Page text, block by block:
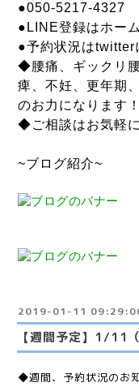
●050-5217-4327
●LINE登録はホー
●予約状況はtwitter
◆腰痛、ギックリ
痺、不妊、更年期
のお力になります！
◆ご相談はお気軽
~ブログ紹介~
2019-01-11
【週間予定】1/11
◆週間、予約状況の